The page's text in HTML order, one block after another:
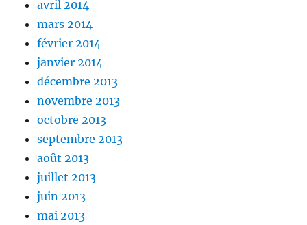
avril 2014
mars 2014
février 2014
janvier 2014
décembre 2013
novembre 2013
octobre 2013
septembre 2013
août 2013
juillet 2013
juin 2013
mai 2013